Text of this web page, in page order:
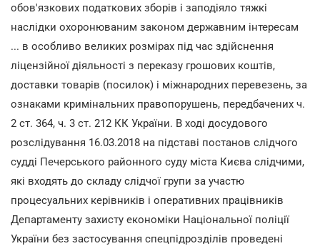
обов'язкових податкових зборів і заподіяло тяжкі
наслідки охоронюваним законом державним інтересам
... в особливо великих розмірах під час здійснення
ліцензійної діяльності з переказу грошових коштів,
доставки товарів (посилок) і міжнародних перевезень, за
ознаками кримінальних правопорушень, передбачених ч.
2 ст. 364, ч. 3 ст. 212 КК України. В ході досудового
розслідування 16.03.2018 на підставі постанов слідчого
судді Печерського районного суду міста Києва слідчими,
які входять до складу слідчої групи за участю
процесуальних керівників і оперативних працівників
Департаменту захисту економіки Національної поліції
України без застосування спецпідрозділів проведені